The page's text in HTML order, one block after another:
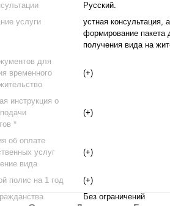
Русский.
услуги
устная консультация,
формирование пакета
получения вида на
для
временного
(+)
инструкция о
*
(+)
об оплате
услуг
вида
(+)
полис на 1 год
(+)
Без ограничений